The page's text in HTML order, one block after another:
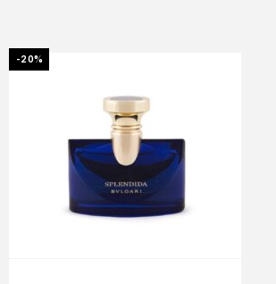
-20%